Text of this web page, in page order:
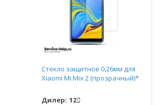
Стекло защитное 0,26мм для
Xiaomi Mi Mix 2 (прозрачный)*
Дилер: 12